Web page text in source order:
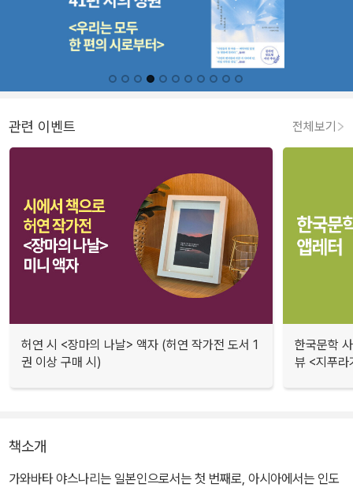
관련 이벤트 전체보기
허연 시 <장마의 나날> 액자 (허연 작가전 도서 1
권 이상 구매 시)
한국문학
뷰 <지푸라
책소개
가와바타 야스나리는 일본인으로서는 첫 번째로, 아시아에서는 인도